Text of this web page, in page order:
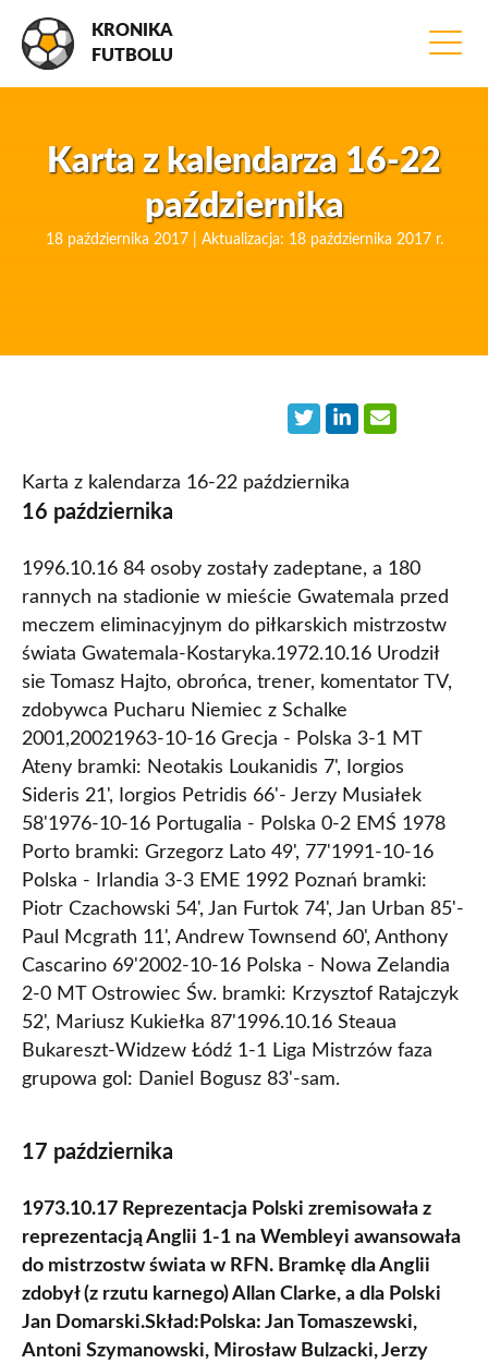
KRONIKA
FUTBOLU
Karta z kalendarza 16-22
października
18 października 2017 | Aktualizacja: 18 października 2017 r.
Karta z kalendarza 16-22 października
16 października
1996.10.16 84 osoby zostały zadeptane, a 180
rannych na stadionie w mieście Gwatemala przed
meczem eliminacyjnym do piłkarskich mistrzostw
świata Gwatemala-Kostaryka.1972.10.16 Urodził
sie Tomasz Hajto, obrońca, trener, komentator TV,
zdobywca Pucharu Niemiec z Schalke
2001,20021963-10-16 Grecja - Polska 3-1 MT
Ateny bramki: Neotakis Loukanidis 7', Iorgios
Sideris 21', Iorgios Petridis 66'- Jerzy Musiałek
58'1976-10-16 Portugalia - Polska 0-2 EMŚ 1978
Porto bramki: Grzegorz Lato 49', 77'1991-10-16
Polska - Irlandia 3-3 EME 1992 Poznań bramki:
Piotr Czachowski 54', Jan Furtok 74', Jan Urban 85'-
Paul Mcgrath 11', Andrew Townsend 60', Anthony
Cascarino 69'2002-10-16 Polska - Nowa Zelandia
2-0 MT Ostrowiec Św. bramki: Krzysztof Ratajczyk
52', Mariusz Kukiełka 87'1996.10.16 Steaua
Bukareszt-Widzew Łódź 1-1 Liga Mistrzów faza
grupowa gol: Daniel Bogusz 83'-sam.
17 października
1973.10.17 Reprezentacja Polski zremisowała z
reprezentacją Anglii 1-1 na Wembleyi awansowała
do mistrzostw świata w RFN. Bramkę dla Anglii
zdobył (z rzutu karnego) Allan Clarke, a dla Polski
Jan Domarski.Skład: Polska: Jan Tomaszewski,
Antoni Szymanowski, Mirosław Bulzacki, Jerzy